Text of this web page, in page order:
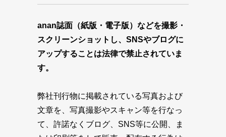
anan誌面（紙版・電子版）などを撮影・
スクリーンショットし、SNSやブログに
アップすることは法律で禁止されていま
す。
弊社刊行物に掲載されている写真および
文章を、写真撮影やスキャン等を行なっ
て、許諾なくブログ、SNS等に公開、ま